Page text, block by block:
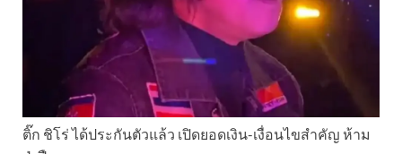
ติ๊ก ชิโร่ ได้ประกันตัวแล้ว เปิดยอดเงิน-เงื่อนไขสำคัญ ห้าม